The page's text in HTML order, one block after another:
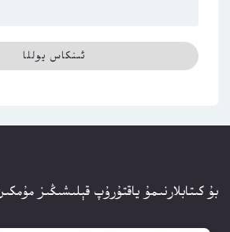
بۇ كىتابلارنىمۇ ياقتۇرۇپ قېلىشىڭىز